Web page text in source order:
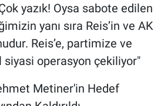
yazık! Oysa sabote edilen
yanı sıra Reis’in ve AK
Reis’e, partimize ve
siyasi operasyon çekiliyor"